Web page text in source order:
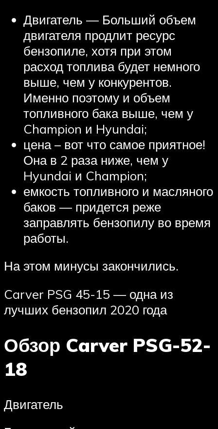
Двигатель — Больший объем
двигателя продлит ресурс
бензопиле, хотя при этом
расход топлива будет немного
выше, чем у конкурентов.
Именно поэтому и объем
топливного бака выше, чем у
Champion и Hyundai;
цена – вот что самое приятное!
Она в 2 раза ниже, чем у
Hyundai и Champion;
емкость топливного и масляного
баков — придется реже
заправлять бензопилу во время
работы.
На этом минусы закончились.
Carver PSG 45-15 — одна из
лучших бензопил 2020 года
Обзор Carver PSG-52-
18
Двигатель